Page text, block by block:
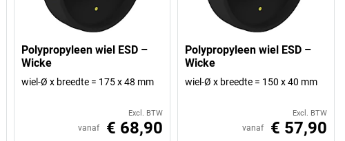
Polypropyleen wiel ESD –
Wicke
wiel-Ø x breedte = 175 x 48 mm
Excl. BTW
vanaf € 68,90
Polypropyleen wiel ESD –
Wicke
wiel-Ø x breedte = 150 x 40 mm
Excl. BTW
vanaf € 57,90